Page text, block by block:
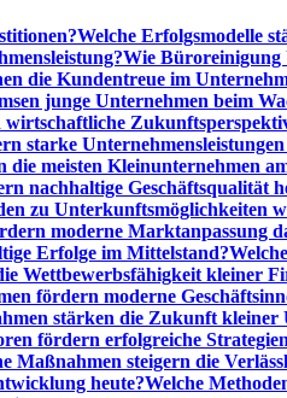
Welche Erfolgsmodelle
Wie Büroreinigung
die Kundentreue im
junge Unternehmen beim
wirtschaftliche
starke Unternehmensleistungen
die meisten Kleinunternehmen
nachhaltige Geschäftsqualität
zu Unterkunftsmöglichkeiten
moderne Marktanpassung
Erfolge im Mittelstand?
Wettbewerbsfähigkeit kleiner
fördern moderne
stärken die Zukunft kleiner
fördern erfolgreiche
Maßnahmen steigern die
heute?Welche